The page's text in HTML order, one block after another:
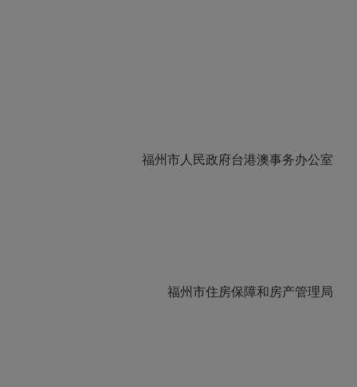
福州市人民政府台港澳事务办公室
福州市住房保障和房产管理局